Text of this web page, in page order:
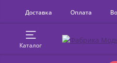
Доставка Оплата
Каталог